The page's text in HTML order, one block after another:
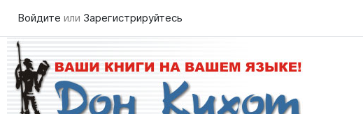
Войдите или Зарегистрируйтесь